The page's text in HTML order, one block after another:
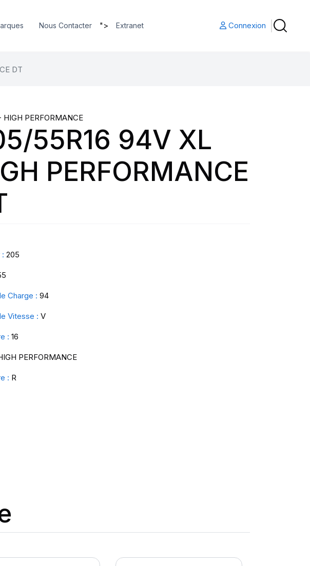
Nous Contacter "> Extranet Connexion
DT
HIGH PERFORMANCE
55R16 94V XL
PERFORMANCE
205
Charge : 94
Vitesse : V
: 16
PERFORMANCE
: R